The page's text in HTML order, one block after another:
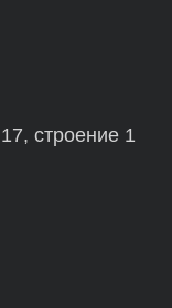
строение 1